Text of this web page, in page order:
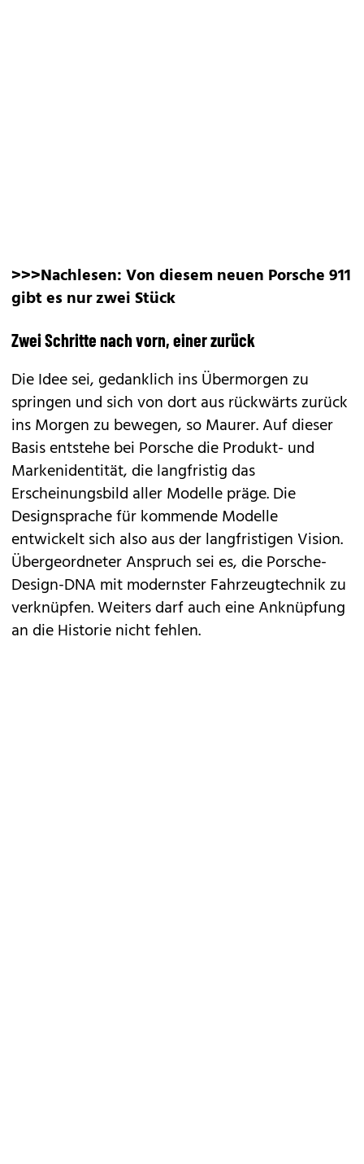
>>>Nachlesen:Von diesem neuen Porsche 911
gibt es nur zwei Stück
Zwei Schritte nach vorn, einer zurück
Die Idee sei, gedanklich ins Übermorgen zu
springen und sich von dort aus rückwärts zurück
ins Morgen zu bewegen, so Maurer. Auf dieser
Basis entstehe bei Porsche die Produkt- und
Markenidentität, die langfristig das
Erscheinungsbild aller Modelle präge. Die
Designsprache für kommende Modelle
entwickelt sich also aus der langfristigen Vision.
Übergeordneter Anspruch sei es, die Porsche-
Design-DNA mit modernster Fahrzeugtechnik zu
verknüpfen. Weiters darf auch eine Anknüpfung
an die Historie nicht fehlen.